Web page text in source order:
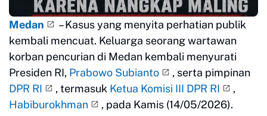
Medan
– Kasus yang menyita perhatian publik
kembali mencuat. Keluarga seorang wartawan
korban pencurian di Medan kembali menyurati
Presiden RI, Prabowo Subianto
, serta pimpinan
DPR RI
, termasuk Ketua Komisi III DPR RI
,
Habiburokhman
, pada Kamis (14/05/2026).